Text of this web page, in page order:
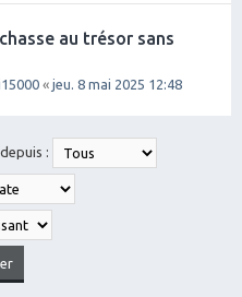
au trésor sans
« jeu. 8 mai 2025 12:48
: